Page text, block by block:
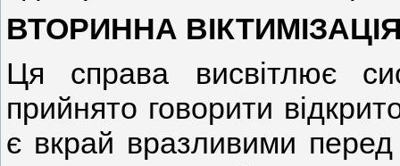
ВТОРИННА
Ця справа висвітлює
прийнято говорити
є вкрай вразливими